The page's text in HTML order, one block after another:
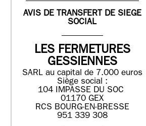
AVIS DE TRANSFERT DE SIEGE
SOCIAL
LES FERMETURES
GESSIENNES
SARL au capital de 7.000 euros
Siège social :
104 IMPASSE DU SOC
01170 GEX
RCS BOURG-EN-BRESSE
951 339 308